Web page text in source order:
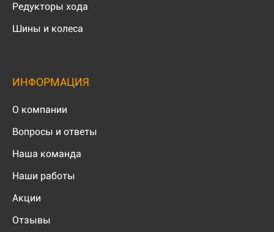
Редукторы хода
Шины и колеса
ИНФОРМАЦИЯ
О компании
Вопросы и ответы
Наша команда
Наши работы
Акции
Отзывы